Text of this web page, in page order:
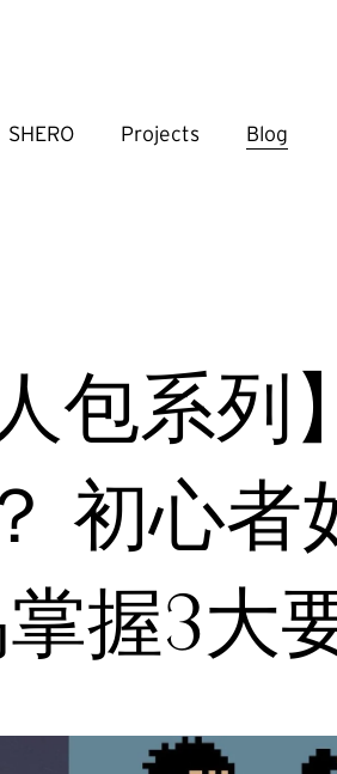
SHERO Projects Blog
包系列
初心者
握3大